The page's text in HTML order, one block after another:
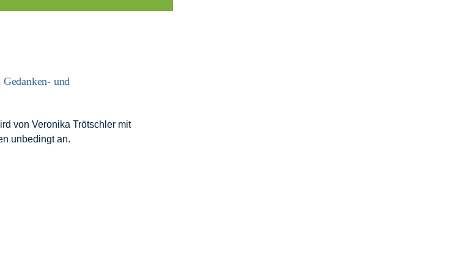
und
von Veronika Trötschler mit
unbedingt an.